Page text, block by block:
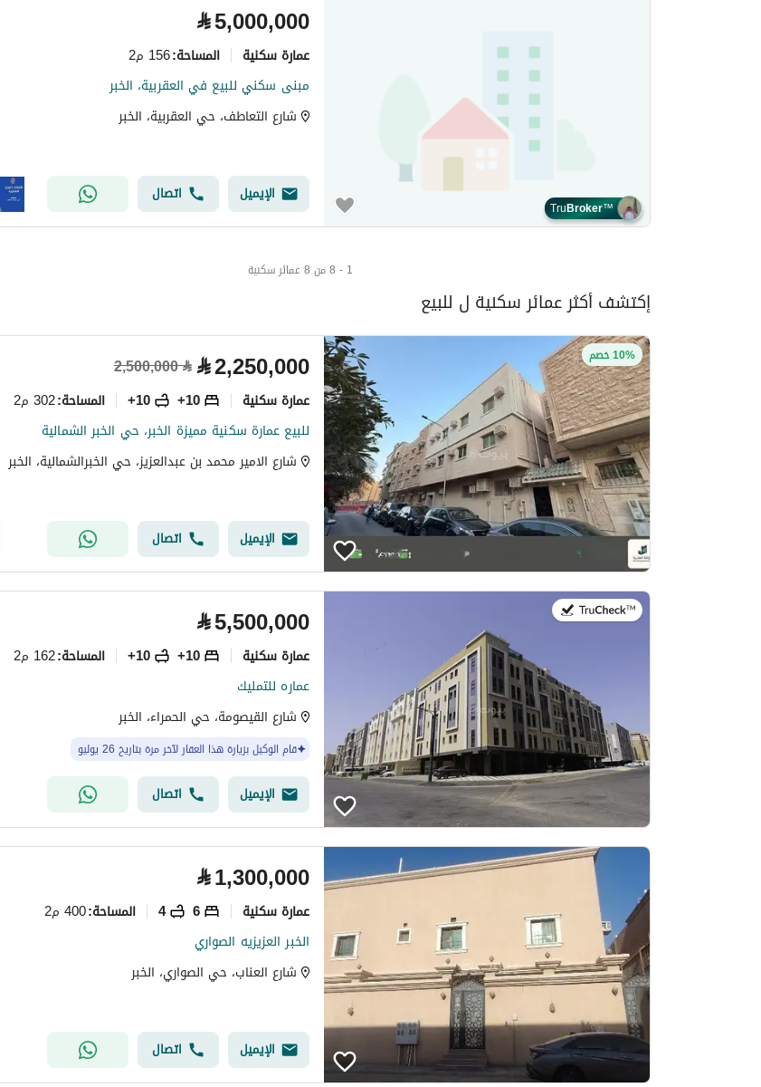
TruBroker™
⃁5,000,000
عمارة سكنية المساحة:156 م2
مبنى سكني للبيع في العقربية، الخبر
شارع التعاطف، حي العقربية، الخبر
الإيميل اتصال
1 - 8 من 8 عمائر سكنية
إكتشف أكثر عمائر سكنية ل للبيع
10% خصم ⃁2,250,000
⃁
2,500,000
عمارة سكنية 10+
10+ المساحة:302 م2
للبيع عمارة سكنية مميزة الخبر، حي الخبر الشمالية
شارع الامير محمد بن عبدالعزيز، حي الخبرالشمالية، الخبر
الإيميل اتصال
⃁5,500,000
عمارة سكنية 10+
10+ المساحة:162 م2
عماره للتمليك
شارع القيصومة، حي الحمراء، الخبر
قام الوكيل بزيارة هذا العقار لآخر مرة بتاريخ 26 يوليو
الإيميل اتصال
⃁1,300,000
عمارة سكنية 6
4 المساحة:400 م2
الخبر العزيزيه الصواري
شارع العناب، حي الصواري، الخبر
الإيميل اتصال